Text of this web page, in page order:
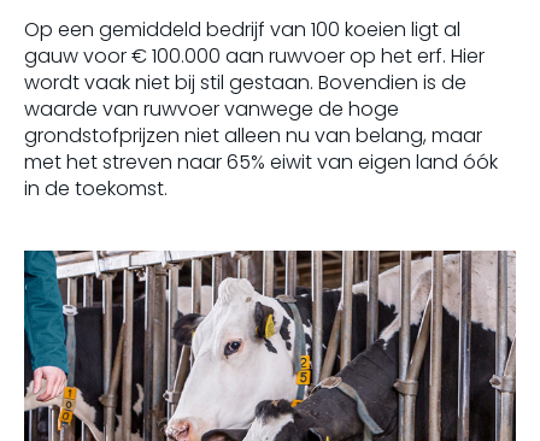
Op een gemiddeld bedrijf van 100 koeien ligt al
gauw voor € 100.000 aan ruwvoer op het erf. Hier
wordt vaak niet bij stil gestaan. Bovendien is de
waarde van ruwvoer vanwege de hoge
grondstofprijzen niet alleen nu van belang, maar
met het streven naar 65% eiwit van eigen land óók
in de toekomst.